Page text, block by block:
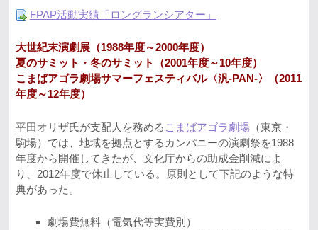
FPAP活動実績「ロングランシアター」
大世紀末演劇展（1988年度～2000年度）
夏のサミット・冬のサミット（2001年度～10年度）
こまばアゴラ劇場サマーフェスティバル〈汎-PAN-〉（2011
年度～12年度）
平田オリザ氏が支配人を務める こまばアゴラ劇場（東京・
駒場）では、地域を拠点とするカンパニーの演劇祭を1988
年度から開催してきたが、文化庁からの助成金削減によ
り、2012年度で休止している。原則として下記のような特
典があった。
劇場費無料（電気代等実費別）